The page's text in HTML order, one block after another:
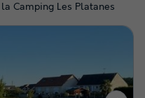
Camping Les Platanes